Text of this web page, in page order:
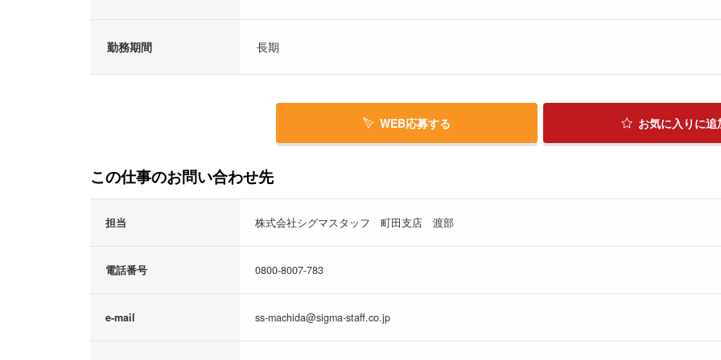
勤務期間 長期
WEB応募する お気に入り に追
この仕事のお問い合わせ先
担当 株式会社シグマスタッフ 町田支店 渡部
電話番号 0800-8007-783
e-mail ss-machida@sigma-staff.co.jp